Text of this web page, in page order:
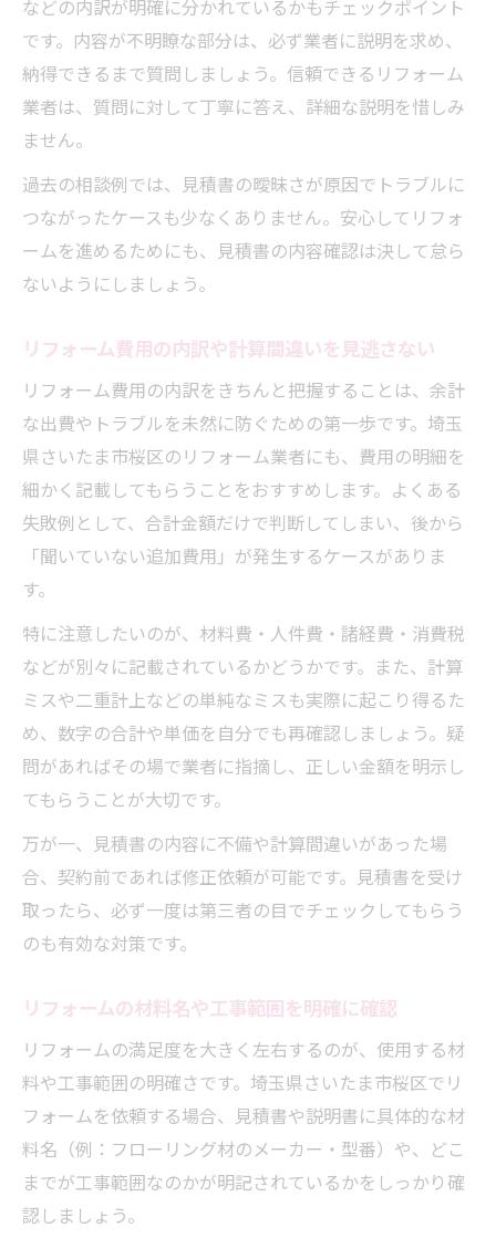
などの内訳が明確に分かれているかもチェックポイント
です。内容が不明瞭な部分は、必ず業者に説明を求め、
納得できるまで質問しましょう。信頼できるリフォーム
業者は、質問に対して丁寧に答え、詳細な説明を惜しみ
ません。
過去の相談例では、見積書の曖昧さが原因でトラブルに
つながったケースも少なくありません。安心してリフォ
ームを進めるためにも、見積書の内容確認は決して怠ら
ないようにしましょう。
リフォーム費用の内訳や計算間違いを見逃さない
リフォーム費用の内訳をきちんと把握することは、余計
な出費やトラブルを未然に防ぐための第一歩です。埼玉
県さいたま市桜区のリフォーム業者にも、費用の明細を
細かく記載してもらうことをおすすめします。よくある
失敗例として、合計金額だけで判断してしまい、後から
「聞いていない追加費用」が発生するケースがありま
す。
特に注意したいのが、材料費・人件費・諸経費・消費税
などが別々に記載されているかどうかです。また、計算
ミスや二重計上などの単純なミスも実際に起こり得るた
め、数字の合計や単価を自分でも再確認しましょう。疑
問があればその場で業者に指摘し、正しい金額を明示し
てもらうことが大切です。
万が一、見積書の内容に不備や計算間違いがあった場
合、契約前であれば修正依頼が可能です。見積書を受け
取ったら、必ず一度は第三者の目でチェックしてもらう
のも有効な対策です。
リフォームの材料名や工事範囲を明確に確認
リフォームの満足度を大きく左右するのが、使用する材
料や工事範囲の明確さです。埼玉県さいたま市桜区でリ
フォームを依頼する場合、見積書や説明書に具体的な材
料名（例：フローリング材のメーカー・型番）や、どこ
までが工事範囲なのかが明記されているかをしっかり確
認しましょう。